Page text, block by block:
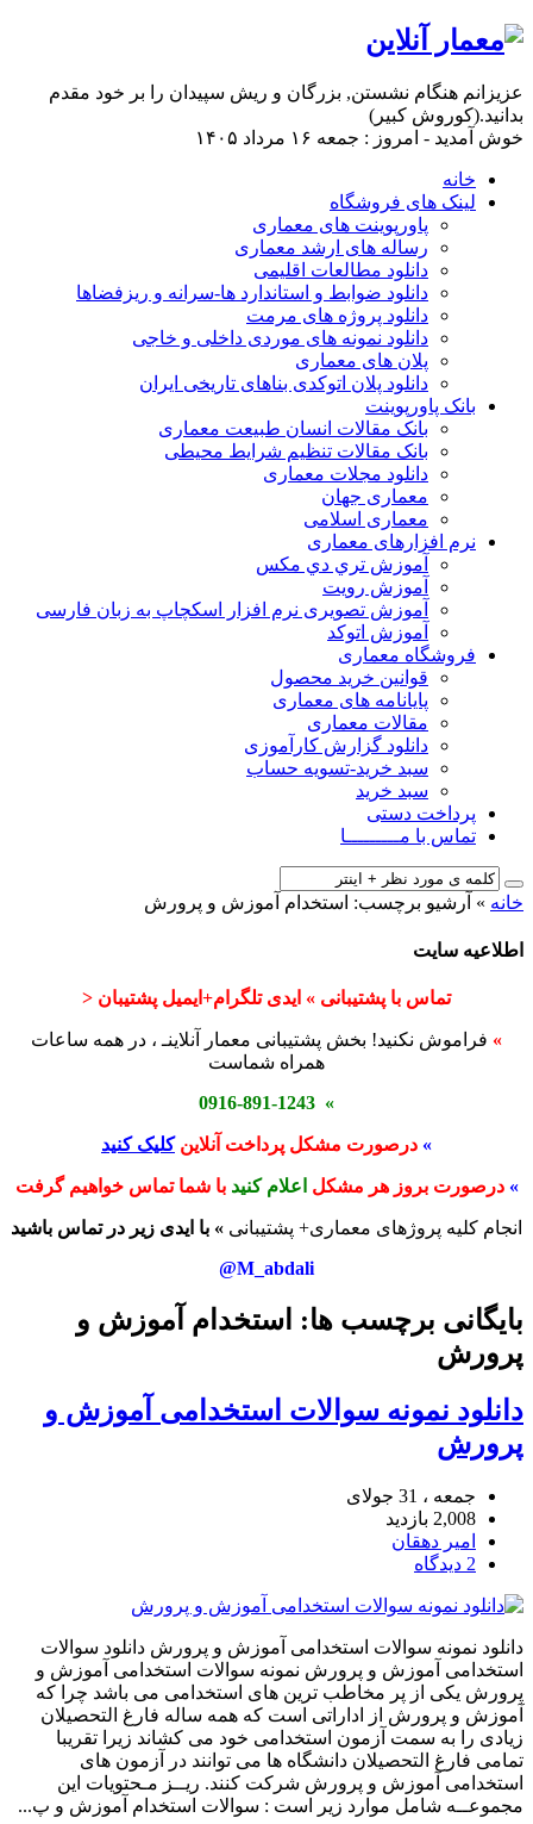
عزیزانم هنگام نشستن, بزرگان و ریش سپیدان را بر خود مقدم
بدانید.(کوروش کبیر)
خوش آمدید - امروز : جمعه ۱۶ مرداد ۱۴۰۵
خانه
لینک های فروشگاه
پاورپوینت های معماری
رساله های ارشد معماری
دانلود مطالعات اقلیمی
دانلود ضوابط و استاندارد ها-سرانه و ریزفضاها
دانلود پروژه های مرمت
دانلود نمونه های موردی داخلی و خاجی
پلان های معماری
دانلود پلان اتوکدی بناهای تاریخی ایران
بانک پاورپوینت
بانک مقالات انسان طبیعت معماری
بانک مقالات تنظیم شرایط محیطی
دانلود مجلات معماری
معماری جهان
معماری اسلامی
نرم افزارهای معماری
آﻣﻮزش ﺗﺮي دي ﻣﮑﺲ
آموزش رویت
آموزش تصویری نرم افزار اسکچاپ به زبان فارسی
آموزش اتوکد
فروشگاه معماری
قوانین خرید محصول
پایانامه های معماری
مقالات معماری
دانلود گزارش کارآموزی
سبد خرید-تسویه حساب
سبد خرید
پرداخت دستی
تماس با مـــــــــا
خانه » آرشیو برچسب: استخدام آموزش و پرورش
اطلاعیه سایت
تماس با پشتیبانی » ایدی تلگرام+ایمیل پشتیبان <
» فراموش نکنید! بخش پشتیبانی معمار آنلاینـ ، در همه ساعات
همراه شماست
» 0916-891-1243
» درصورت مشکل پرداخت آنلاینکلیک کنید
» درصورت بروز هر مشکل اعلام کنید با شما تماس خواهیم گرفت
انجام کلیه پروژهای معماری+ پشتیبانی » با ایدی زیر در تماس باشید
M_abdali@
بایگانی برچسب ها: استخدام آموزش و
پرورش
دانلود نمونه سوالات استخدامی آموزش و
پرورش
جمعه ، 31 جولای
2,008 بازدید
امیر دهقان
2 دیدگاه
دانلود نمونه سوالات استخدامی آموزش و پرورش دانلود سوالات
استخدامی آموزش و پرورش نمونه سوالات استخدامی آموزش و
پرورش یکی از پر مخاطب ترین های استخدامی می باشد چرا که
آموزش و پرورش از اداراتی است که همه ساله فارغ التحصیلان
زیادی را به سمت آزمون استخدامی خود می کشاند زیرا تقریبا
تمامی فارغ التحصیلان دانشگاه ها می توانند در آزمون های
استخدامی آموزش و پرورش شرکت کنند. ریــز مـحتویات این
مجموعــه شامل موارد زیر است : سوالات استخدام آموزش و پ...